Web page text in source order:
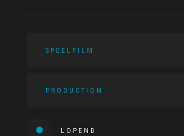
SPEELFILM
PRODUCTION
LOPEND